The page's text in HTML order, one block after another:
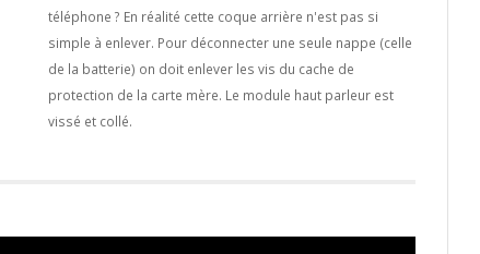
téléphone ? En réalité cette coque arrière n'est pas si
simple à enlever. Pour déconnecter une seule nappe (celle
de la batterie) on doit enlever les vis du cache de
protection de la carte mère. Le module haut parleur est
vissé et collé.